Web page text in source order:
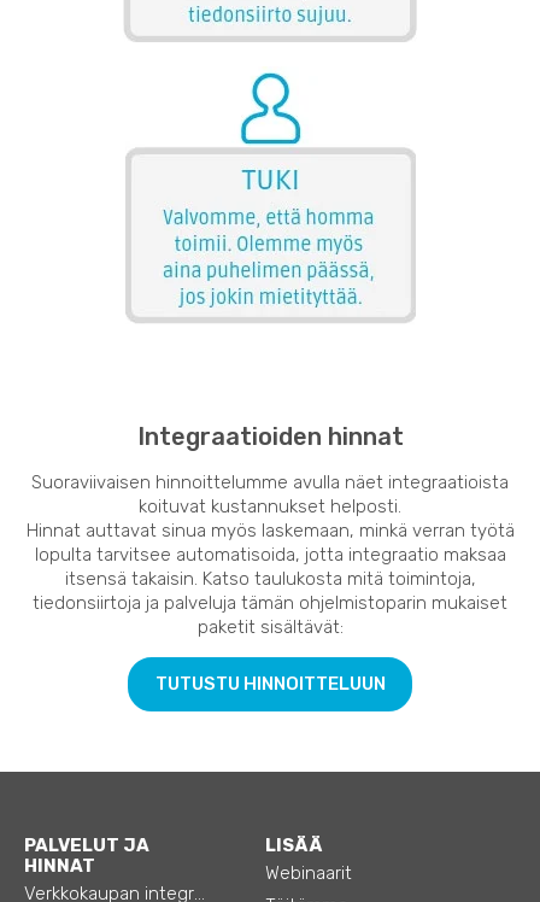
Integraatioiden hinnat
Suoraviivaisen hinnoittelumme avulla näet integraatioista
koituvat kustannukset helposti.
Hinnat auttavat sinua myös laskemaan, minkä verran työtä
lopulta tarvitsee automatisoida, jotta integraatio maksaa
itsensä takaisin. Katso taulukosta mitä toimintoja,
tiedonsiirtoja ja palveluja tämän ohjelmistoparin mukaiset
paketit sisältävät:
TUTUSTU HINNOITTELUUN
PALVELUT JA
HINNAT
Verkkokaupan integraatiot
LISÄÄ
Webinaarit